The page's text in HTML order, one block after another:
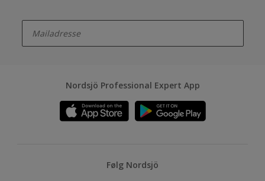
Nordsjö Professional Expert App
Følg Nordsjö